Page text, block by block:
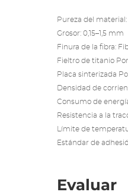
Pureza del material:
Grosor: 0,15–1,5 mm
Finura de la fibra:
Fieltro de titanio
Placa sinterizada
Densidad de
Consumo de
Resistencia a la
Límite de
Estándar de
Evaluar